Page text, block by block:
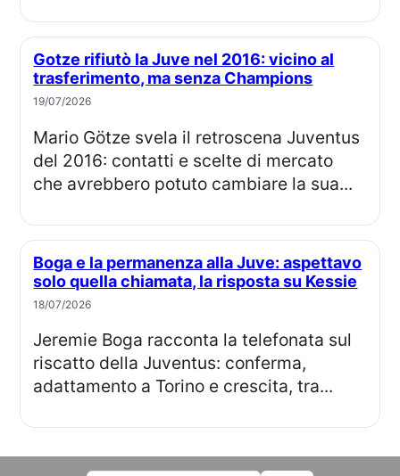
Gotze rifiutò la Juve nel 2016: vicino al
trasferimento, ma senza Champions
19/07/2026
Mario Götze svela il retroscena Juventus
del 2016: contatti e scelte di mercato
che avrebbero potuto cambiare la sua...
Boga e la permanenza alla Juve: aspettavo
solo quella chiamata, la risposta su Kessie
18/07/2026
Jeremie Boga racconta la telefonata sul
riscatto della Juventus: conferma,
adattamento a Torino e crescita, tra...